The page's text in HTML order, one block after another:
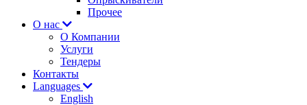
Прочее
О нас
О Компании
Услуги
Тендеры
Контакты
Languages
English